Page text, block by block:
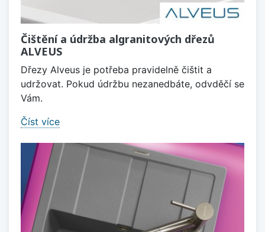
Čištění a údržba algranitových dřezů
ALVEUS
Dřezy Alveus je potřeba pravidelně čištit a
udržovat. Pokud údržbu nezanedbáte, odvděčí se
Vám.
Číst více